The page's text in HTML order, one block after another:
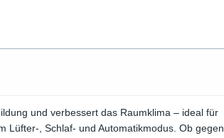
und verbessert das Raumklima – ideal für
Lüfter-, Schlaf- und Automatikmodus. Ob gegen